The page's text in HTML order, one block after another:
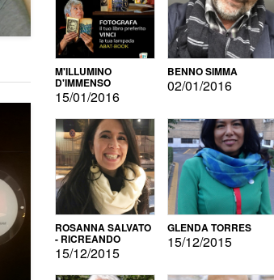
M'ILLUMINO
D'IMMENSO
15/01/2016
BENNO SIMMA
02/01/2016
ROSANNA SALVATO
- RICREANDO
15/12/2015
GLENDA TORRES
15/12/2015